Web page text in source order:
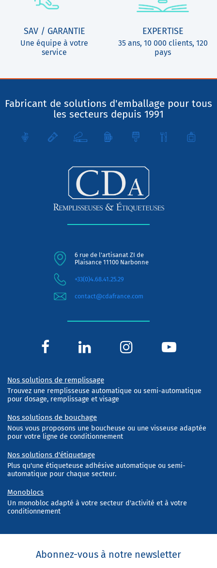
SAV / GARANTIE
Une équipe à votre
service
EXPERTISE
35 ans, 10 000 clients, 120
pays
Fabricant de solutions d'emballage pour tous
les secteurs depuis 1991
6 rue de l'artisanat ZI de
Plaisance 11100 Narbonne
+33(0)4.68.41.25.29
contact@cdafrance.com
Nos solutions de remplissage
Trouvez une remplisseuse automatique ou semi-automatique
pour dosage, remplissage et visage
Nos solutions de bouchage
Nous vous proposons une boucheuse ou une visseuse adaptée
pour votre ligne de conditionnement
Nos solutions d'étiquetage
Plus qu'une étiqueteuse adhésive automatique ou semi-
automatique pour chaque secteur.
Monoblocs
Un monobloc adapté à votre secteur d'activité et à votre
conditionnement
Abonnez-vous à notre newsletter